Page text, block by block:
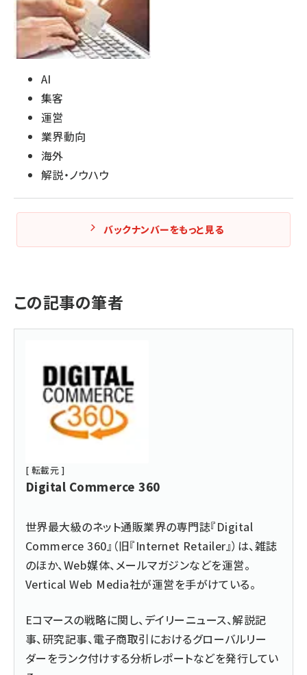
AI
集客
運営
業界動向
海外
解説・ノウハウ
バックナンバーをもっと見る
この記事の筆者
[ 転載元 ]
Digital Commerce 360
世界最大級のネット通販業界の専門誌『Digital
Commerce 360』（旧『Internet Retailer』）は、雑誌
のほか、Web媒体、メールマガジンなどを運営。
Vertical Web Media社が運営を手がけている。
Eコマースの戦略に関し、デイリーニュース、解説記
事、研究記事、電子商取引におけるグローバルリー
ダーをランク付けする分析レポートなどを発行してい